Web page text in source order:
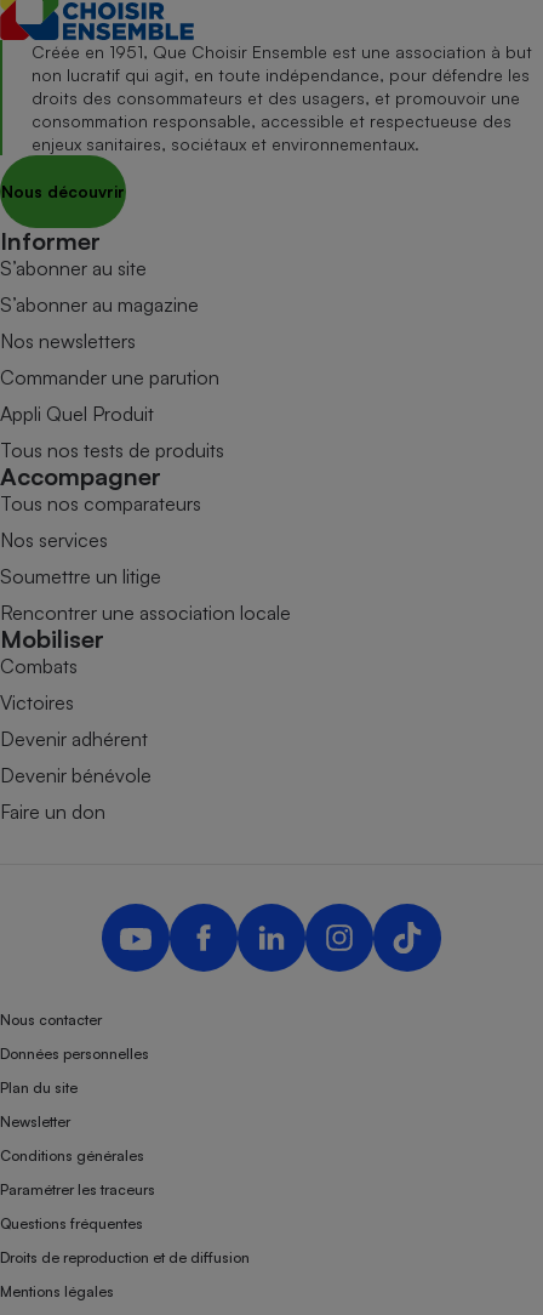
Créée en 1951, Que Choisir Ensemble est une association à but
non lucratif qui agit, en toute indépendance, pour défendre les
droits des consommateurs et des usagers, et promouvoir une
consommation responsable, accessible et respectueuse des
enjeux sanitaires, sociétaux et environnementaux.
Nous découvrir
Informer
S’abonner au site
S’abonner au magazine
Nos newsletters
Commander une parution
Appli Quel Produit
Tous nos tests de produits
Accompagner
Tous nos comparateurs
Nos services
Soumettre un litige
Rencontrer une association locale
Mobiliser
Combats
Victoires
Devenir adhérent
Devenir bénévole
Faire un don
Nous contacter
Données personnelles
Plan du site
Newsletter
Conditions générales
Paramétrer les traceurs
Questions fréquentes
Droits de reproduction et de diffusion
Mentions légales